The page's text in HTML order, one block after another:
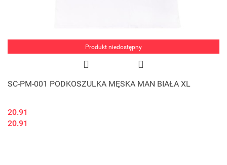
Produkt niedostępny
SC-PM-001 PODKOSZULKA MĘSKA MAN BIAŁA XL
20.91
20.91